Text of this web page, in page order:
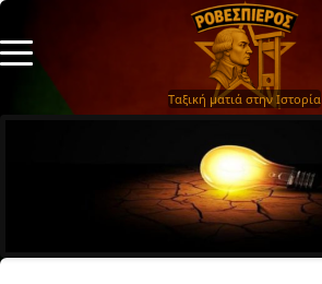
Ταξική ματιά στην Ιστορία